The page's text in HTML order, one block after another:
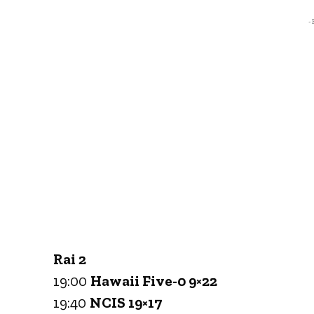
-
Rai 2
19:00 Hawaii Five-0 9×22
19:40 NCIS 19×17